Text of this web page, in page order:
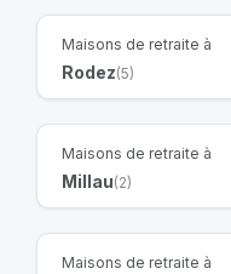
Maisons de retraite à
Rodez(5)
Maisons de retraite à
Millau(2)
Maisons de retraite à